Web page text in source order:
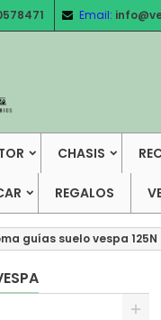
Email:
CHASIS
REGALOS
guías suelo vespa 125N